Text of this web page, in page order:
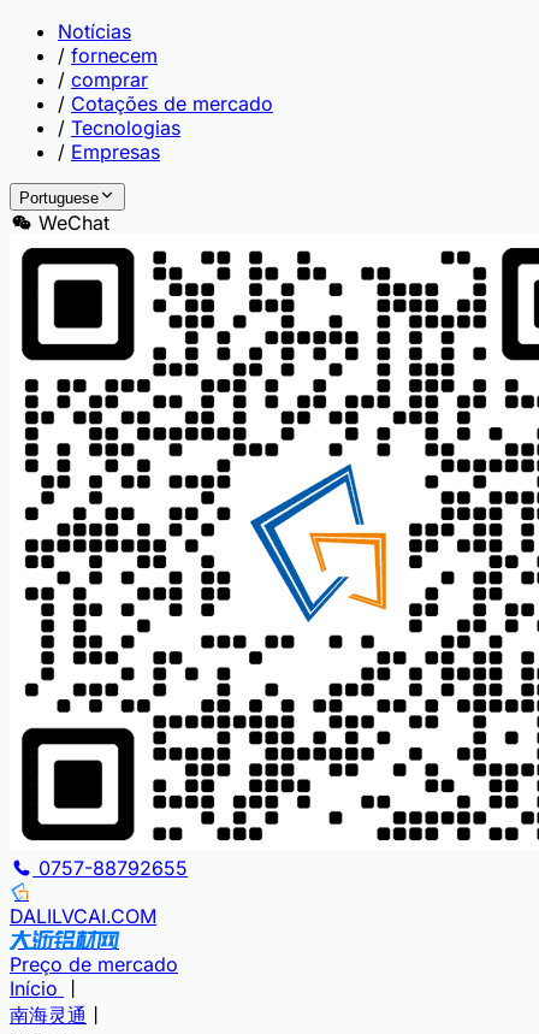
Notícias
/ fornecem
/ comprar
/ Cotações de mercado
/ Tecnologias
/ Empresas
Portuguese
WeChat
0757-88792655
DALILVCAI.COM
Preço de mercado
Início
南海灵通